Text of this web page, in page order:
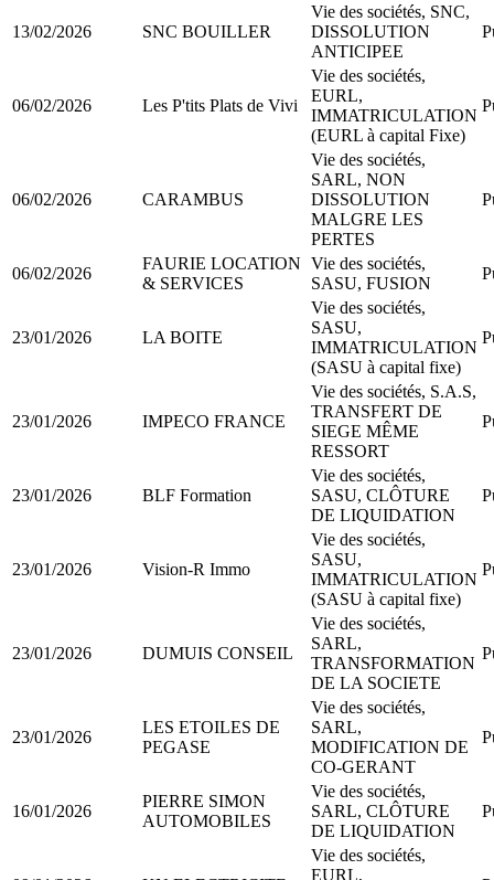
13/02/2026 SNC BOUILLER
Vie des sociétés, SNC,
DISSOLUTION
ANTICIPEE
06/02/2026 Les P'tits Plats de Vivi
Vie des sociétés,
EURL,
IMMATRICULATION
(EURL à capital Fixe)
06/02/2026 CARAMBUS
Vie des sociétés,
SARL, NON
DISSOLUTION
MALGRE LES
PERTES
06/02/2026
FAURIE LOCATION
& SERVICES
Vie des sociétés,
SASU, FUSION
23/01/2026 LA BOITE
Vie des sociétés,
SASU,
IMMATRICULATION
(SASU à capital fixe)
23/01/2026 IMPECO FRANCE
Vie des sociétés, S.A.S,
TRANSFERT DE
SIEGE MÊME
RESSORT
23/01/2026 BLF Formation
Vie des sociétés,
SASU, CLÔTURE
DE LIQUIDATION
23/01/2026 Vision-R Immo
Vie des sociétés,
SASU,
IMMATRICULATION
(SASU à capital fixe)
23/01/2026 DUMUIS CONSEIL
Vie des sociétés,
SARL,
TRANSFORMATION
DE LA SOCIETE
23/01/2026
LES ETOILES DE
PEGASE
Vie des sociétés,
SARL,
MODIFICATION DE
CO-GERANT
16/01/2026
PIERRE SIMON
AUTOMOBILES
Vie des sociétés,
SARL, CLÔTURE
DE LIQUIDATION
Vie des sociétés,
EURL,